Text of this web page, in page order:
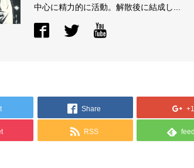
中心に精力的に活動。解散後に結成し...
Share +1
RSS